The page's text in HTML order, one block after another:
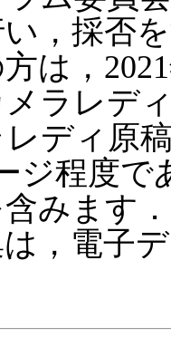
，採否
は，
ラレデ
ディ原
ジ程度
みます．
，電子